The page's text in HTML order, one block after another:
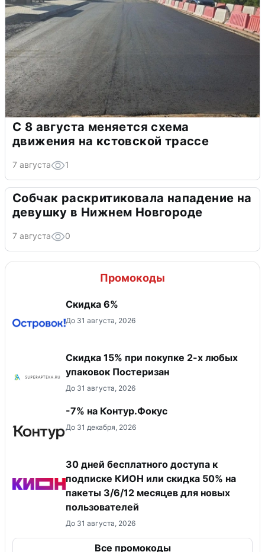
С 8 августа меняется схема
движения на кстовской трассе
7 августа 1
Собчак раскритиковала нападение на
девушку в Нижнем Новгороде
7 августа 0
Промокоды
Скидка 6%
До 31 августа, 2026
Скидка 15% при покупке 2-х любых
упаковок Постеризан
До 31 августа, 2026
-7% на Контур.Фокус
До 31 декабря, 2026
30 дней бесплатного доступа к
подписке КИОН или скидка 50% на
пакеты 3/6/12 месяцев для новых
пользователей
До 31 августа, 2026
Все промокоды